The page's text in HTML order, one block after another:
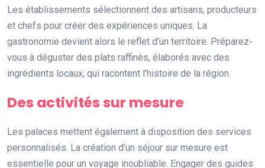
Les établissements sélectionnent des artisans, producteurs
et chefs pour créer des expériences uniques. La
gastronomie devient alors le reflet d’un territoire. Préparez-
vous à déguster des plats raffinés, élaborés avec des
ingrédients locaux, qui racontent l’histoire de la région.
Des activités sur mesure
Les palaces mettent également à disposition des services
personnalisés. La création d’un séjour sur mesure est
essentielle pour un voyage inoubliable. Engager des guides